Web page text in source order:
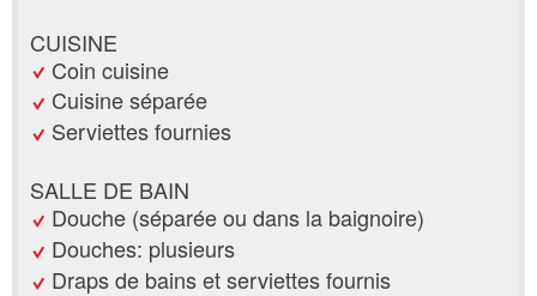
CUISINE
Coin cuisine
Cuisine séparée
Serviettes fournies
SALLE DE BAIN
Douche (séparée ou dans la baignoire)
Douches: plusieurs
Draps de bains et serviettes fournis